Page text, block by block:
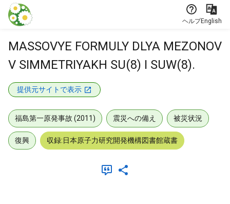
本文に飛ぶ
ヘルプEnglish
MASSOVYE FORMULY DLYA MEZONOV
V SIMMETRIYAKH SU(8) I SUW(8).
提供元サイトで表示
福島第一原発事故 (2011) 震災への備え 被災状況
復興 収録:日本原子力研究開発機構図書館蔵書